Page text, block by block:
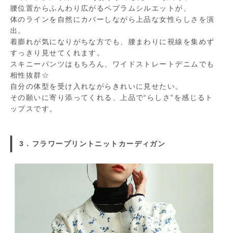
腰位置からふんわり広がるペプラムシルエットが、
体のラインを自然にカバーしながら上品な女性らしさを演
出。
着膨れが気になりがちな方でも、腰まわりに視線を集めず
すっきり見せてくれます。
スキニーパンツはもちろん、ワイドストレートデニムでも
相性抜群☆
自分の体型を受け入れながらきれいに見せたい。
その願いに寄り添ってくれる、上品で“らしさ”を感じるト
ップスです。
3．フラワープリントニットカーディガン